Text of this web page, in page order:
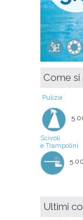
Come si
Pulizia
Scivoli
e Trampolini
5.00
Ultimi